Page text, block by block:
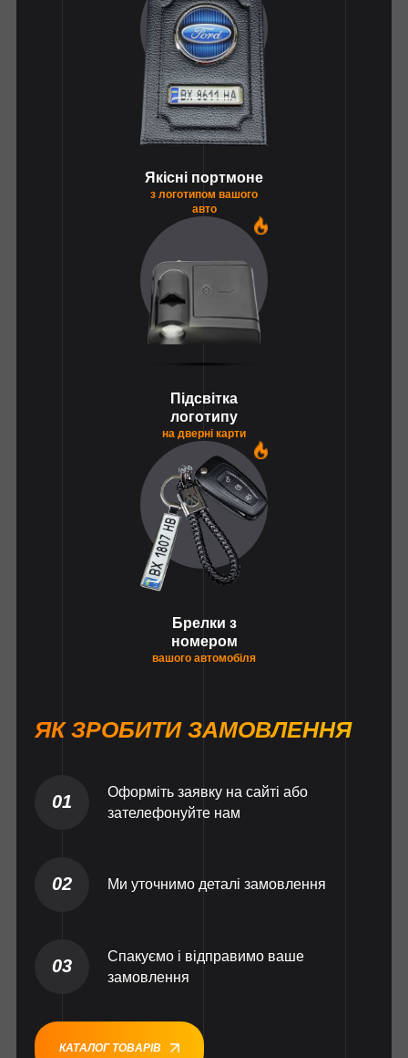
Якісні портмоне
з логотипом вашого
авто
Підсвітка
логотипу
на дверні карти
Брелки з
номером
вашого автомобіля
ЯК ЗРОБИТИ ЗАМОВЛЕННЯ
01
Оформіть заявку на сайті або
зателефонуйте нам
02 Ми уточнимо деталі замовлення
03
Спакуємо і відправимо ваше
замовлення
КАТАЛОГ ТОВАРІВ